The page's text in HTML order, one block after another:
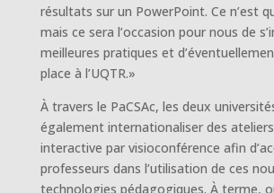
résultats sur un PowerPoint. Ce n’est
mais ce sera l’occasion pour nous de
meilleures pratiques et
place à l’UQTR.»
À travers le PaCSAc, les deux
également internationaliser des
interactive par visioconférence afin
professeurs dans l’utilisation de ces
technologies pédagogiques. À terme,